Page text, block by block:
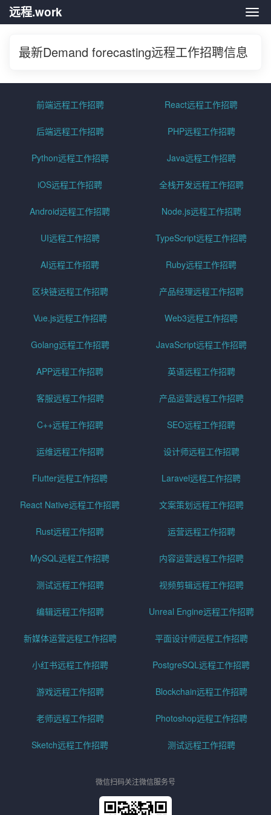
远
远程.work
最新Demand forecasting远程工作招聘信息
前端远程工作招聘 React远程工作招聘
后端远程工作招聘 PHP远程工作招聘
Python远程工作招聘 Java远程工作招聘
iOS远程工作招聘 全栈开发远程工作招聘
Android远程工作招聘 Node.js远程工作招聘
UI远程工作招聘 TypeScript远程工作招聘
AI远程工作招聘 Ruby远程工作招聘
区块链远程工作招聘 产品经理远程工作招聘
Vue.js远程工作招聘 Web3远程工作招聘
Golang远程工作招聘 JavaScript远程工作招聘
APP远程工作招聘 英语远程工作招聘
客服远程工作招聘 产品运营远程工作招聘
C++远程工作招聘 SEO远程工作招聘
运维远程工作招聘 设计师远程工作招聘
Flutter远程工作招聘 Laravel远程工作招聘
React Native远程工作招聘 文案策划远程工作招聘
Rust远程工作招聘 运营远程工作招聘
MySQL远程工作招聘 内容运营远程工作招聘
测试远程工作招聘 视频剪辑远程工作招聘
编辑远程工作招聘 Unreal Engine远程工作招聘
新媒体运营远程工作招聘 平面设计师远程工作招聘
小红书远程工作招聘 PostgreSQL远程工作招聘
游戏远程工作招聘 Blockchain远程工作招聘
老师远程工作招聘 Photoshop远程工作招聘
Sketch远程工作招聘 测试远程工作招聘
微信扫码关注微信服务号